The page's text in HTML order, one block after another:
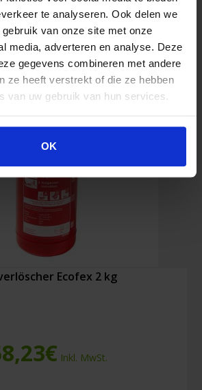
te analyseren. Ook delen we
van onze site met onze
media, adverteren en analyse. Deze
gegevens combineren met andere
ze heeft verstrekt of die ze hebben
van uw gebruik van hun services.
OK
Ecofex 2 kg
€ Inkl. MwSt.